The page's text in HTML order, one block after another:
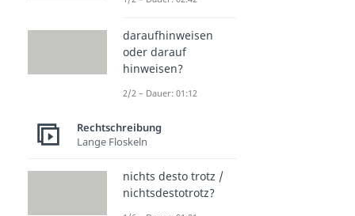
daraufhinweisen
oder darauf
hinweisen?
2/2 – Dauer: 01:12
Rechtschreibung
Lange Floskeln
nichts desto trotz /
nichtsdestotrotz?